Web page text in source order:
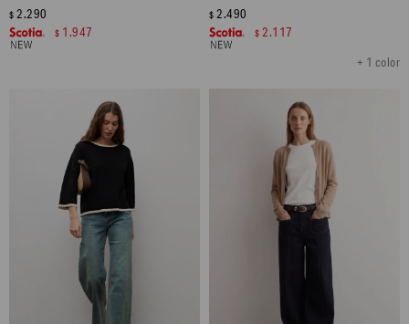
$ 2.290
$ 1.947
+ 1 color
$ 2.490
$ 2.117